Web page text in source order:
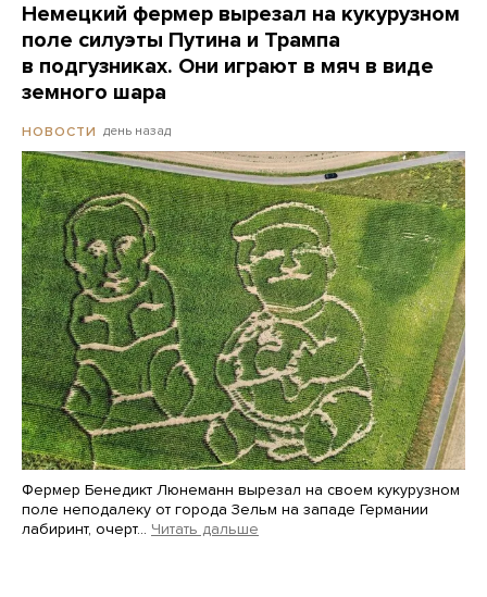
Немецкий фермер вырезал на кукурузном
поле силуэты Путина и Трампа
в подгузниках. Они играют в мяч в виде
земного шара
НОВОСТИ день назад
Фермер Бенедикт Люнеманн вырезал на своем кукурузном
поле неподалеку от города Зельм на западе Германии
лабиринт, очерт… Читать дальше